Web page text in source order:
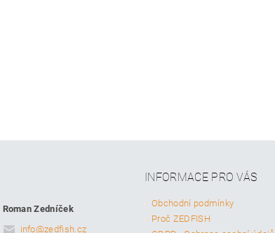
Roman Zedníček
info@zedfish.cz
INFORMACE PRO VÁS
Obchodní podmínky
Proč ZEDFISH